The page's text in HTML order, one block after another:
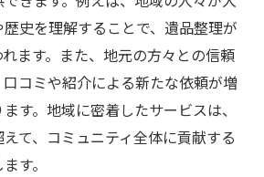
史を理解することで、遺品整理が
ます。また、地元の方々との信頼
コミや紹介による新たな依頼が増
す。地域に密着したサービスは、
て、コミュニティ全体に貢献する
す。